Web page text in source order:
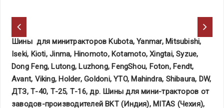
Шины для минитракторов Kubota, Yanmar, Mitsubishi,
Iseki, Kioti, Jinma, Hinomoto, Kotamoto, Xingtai, Syzue,
Dong Feng, Lutong, Luzhong, FengShou, Foton, Fendt,
Avant, Viking, Holder, Goldoni, YTO, Mahindra, Shibaura, DW,
ДТЗ, Т-40, Т-25, Т-16, др. Шины для мини-тракторов от
заводов-производителей BKT (Индия), MITAS (Чехия),